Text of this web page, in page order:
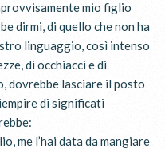
mio figlio
dirmi, di quello che non ha
linguaggio, così intenso
di occhiacci e di
dovrebbe lasciare il posto
di significati
me l’hai data da mangiare